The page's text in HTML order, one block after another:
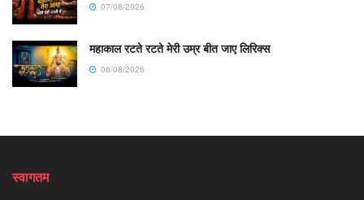
07/08/2026
महाकाल रटते रटते मेरी उम्र बीत जाए लिरिक्स
06/08/2026
स्वागतम